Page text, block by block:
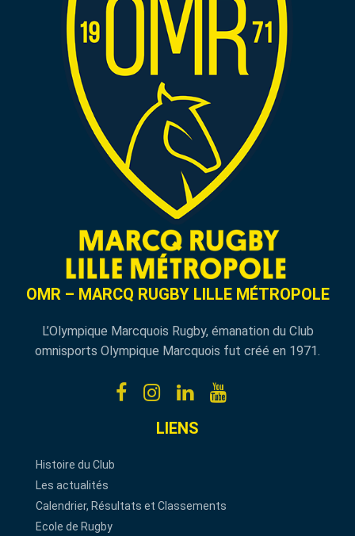
OMR – MARCQ RUGBY LILLE MÉTROPOLE
L’Olympique Marcquois Rugby, émanation du Club
omnisports Olympique Marcquois fut créé en 1971.
LIENS
Histoire du Club
Les actualités
Calendrier, Résultats et Classements
Ecole de Rugby